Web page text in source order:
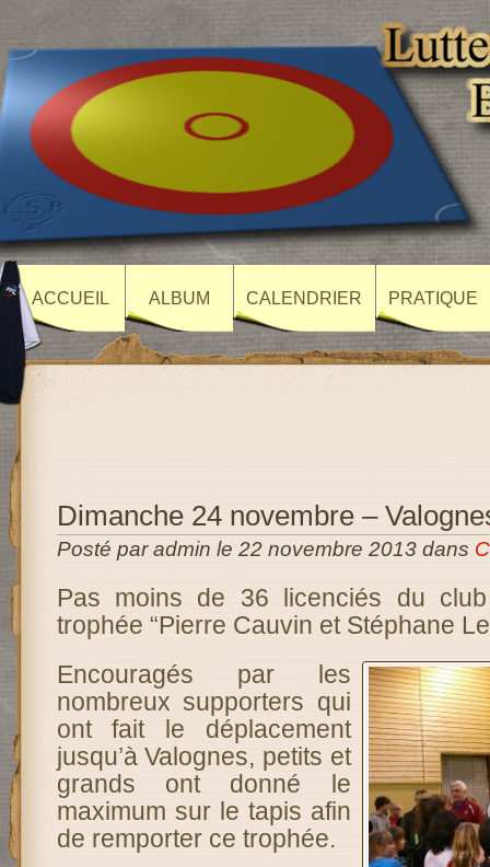
ACCUEIL ALBUM CALENDRIER PRATIQUE
Dimanche 24 novembre –
Posté par admin le 22 novembre 2013 dans
Pas moins de 36 licenciés du
trophée “Pierre Cauvin et Stéphane
Encouragés par les
nombreux supporters qui
ont fait le déplacement
jusqu’à Valognes, petits et
grands ont donné le
maximum sur le tapis afin
de remporter ce trophée.